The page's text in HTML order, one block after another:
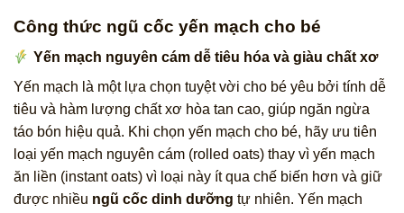
Công thức ngũ cốc yến mạch cho bé
Yến mạch nguyên cám dễ tiêu hóa và giàu chất xơ
Yến mạch là một lựa chọn tuyệt vời cho bé yêu bởi tính dễ
tiêu và hàm lượng chất xơ hòa tan cao, giúp ngăn ngừa
táo bón hiệu quả. Khi chọn yến mạch cho bé, hãy ưu tiên
loại yến mạch nguyên cám (rolled oats) thay vì yến mạch
ăn liền (instant oats) vì loại này ít qua chế biến hơn và giữ
được nhiều ngũ cốc dinh dưỡng tự nhiên. Yến mạch